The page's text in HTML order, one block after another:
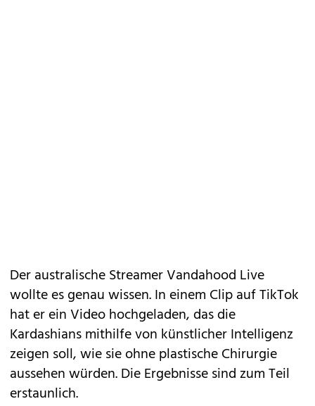
Der australische Streamer Vandahood Live
wollte es genau wissen. In einem Clip auf TikTok
hat er ein Video hochgeladen, das die
Kardashians mithilfe von künstlicher Intelligenz
zeigen soll, wie sie ohne plastische Chirurgie
aussehen würden. Die Ergebnisse sind zum Teil
erstaunlich.